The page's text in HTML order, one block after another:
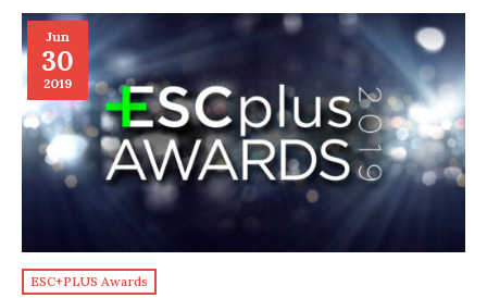
Jun
30
2019
ESC+PLUS Awards